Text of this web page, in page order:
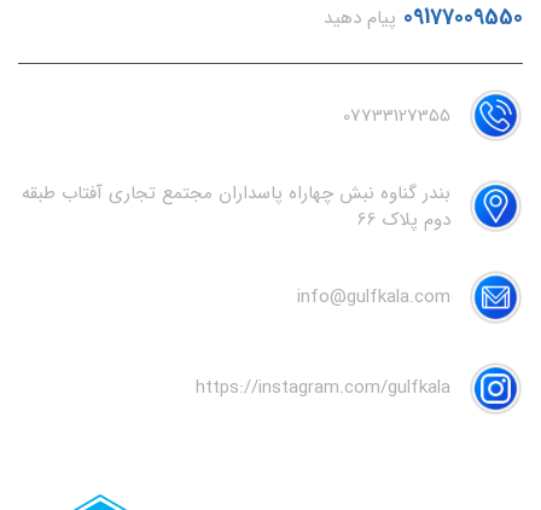
09177009550 پیام دهید
07733127355
بندر گناوه نبش چهاراه پاسداران مجتمع تجاری آفتاب طبقه
دوم پلاک 66
info@gulfkala.com
https://instagram.com/gulfkala